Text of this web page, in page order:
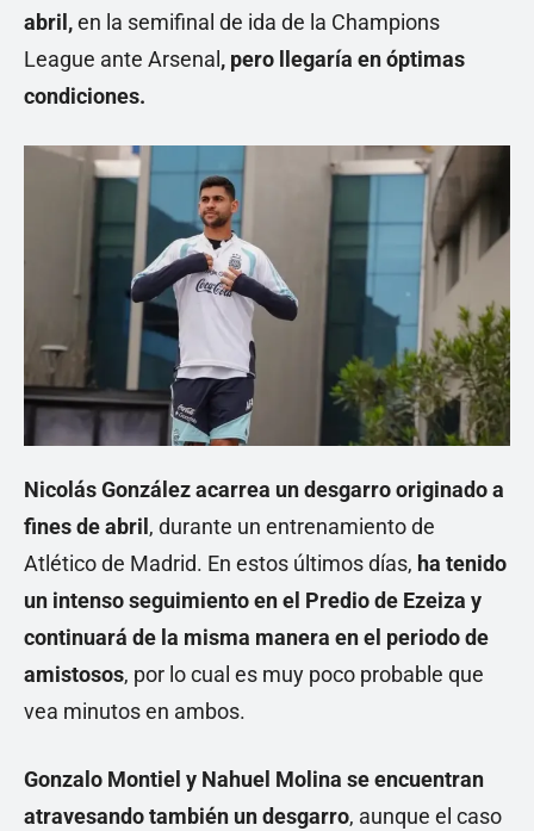
abril,en la semifinal de ida de la Champions
League ante Arsenal , pero llegaría en óptimas
condiciones.
Nicolás González acarrea un desgarro originado a
fines de abril , durante un entrenamiento de
Atlético de Madrid. En estos últimos días, ha tenido
un intenso seguimiento en el Predio de Ezeiza y
continuará de la misma manera en el periodo de
amistosos, por lo cual es muy poco probable que
vea minutos en ambos.
Gonzalo Montiel y Nahuel Molina se encuentran
atravesando también un desgarro, aunque el caso